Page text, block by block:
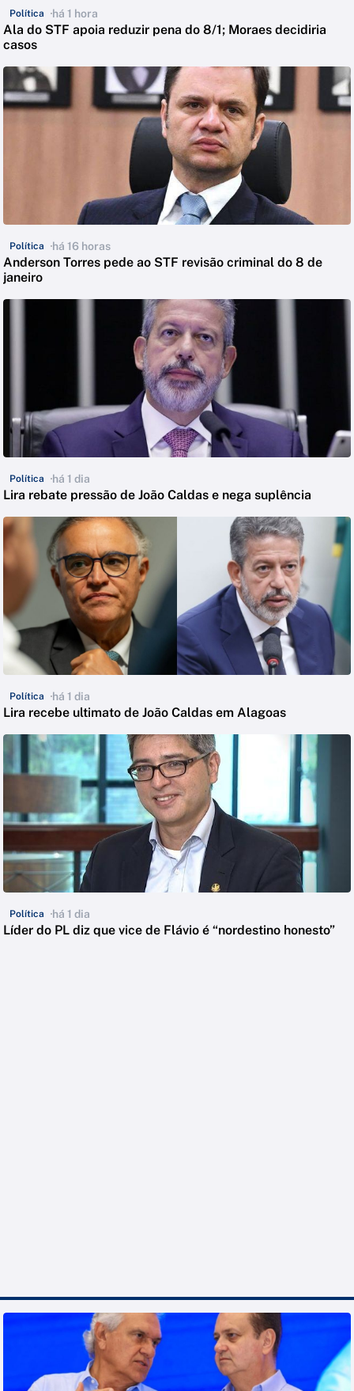
Política há 1 hora
Ala do STF apoia reduzir pena do 8/1; Moraes decidiria
casos
Política há 16 horas
Anderson Torres pede ao STF revisão criminal do 8 de
janeiro
Política há 1 dia
Lira rebate pressão de João Caldas e nega suplência
Política há 1 dia
Lira recebe ultimato de João Caldas em Alagoas
Política há 1 dia
Líder do PL diz que vice de Flávio é “nordestino honesto”